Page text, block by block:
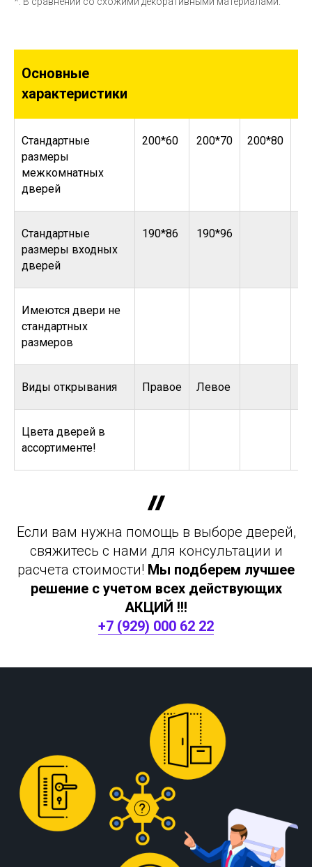
Основные
характеристики
Стандартные
размеры
межкомнатных
дверей
200*60 200*70 200*80
Стандартные
размеры входных
дверей
190*86 190*96
Имеются двери не
стандартных
размеров
Виды открывания Правое Левое
Цвета дверей в
ассортименте!
Если вам нужна помощь в выборе дверей,
свяжитесь с нами для консультации и
расчета стоимости! Мы подберем лучшее
решение с учетом всех действующих
АКЦИЙ !!!
+7 (929) 000 62 22